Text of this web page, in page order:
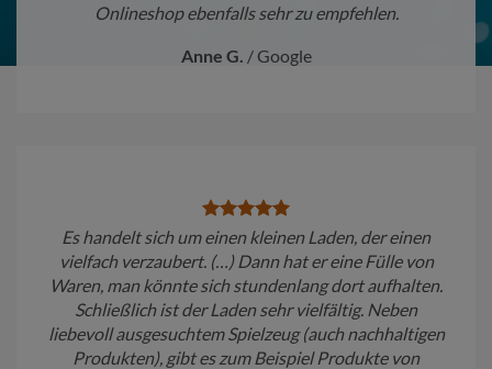
Onlineshop ebenfalls sehr zu empfehlen.
Anne G. / Google
Es handelt sich um einen kleinen Laden, der einen
vielfach verzaubert. (…) Dann hat er eine Fülle von
Waren, man könnte sich stundenlang dort aufhalten.
Schließlich ist der Laden sehr vielfältig. Neben
liebevoll ausgesuchtem Spielzeug (auch nachhaltigen
Produkten), gibt es zum Beispiel Produkte von